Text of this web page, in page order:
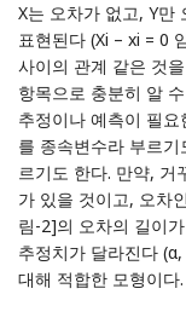
X는 오차가 없고, Y만
표현된다 (Xi – xi = 0
사이의 관계 같은 것
항목으로 충분히 알
추정이나 예측이 필
를 종속변수라 부르
르기도 한다. 만약, 거
가 있을 것이고, 오차
림-2]의 오차의 길이
추정치가 달라진다
대해 적합한 모형이다.